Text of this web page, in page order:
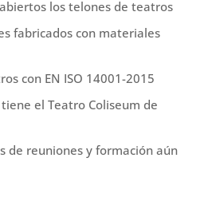
los telones de teatros
fabricados con materiales
con EN ISO 14001-2015
el Teatro Coliseum de
de reuniones y formación aún